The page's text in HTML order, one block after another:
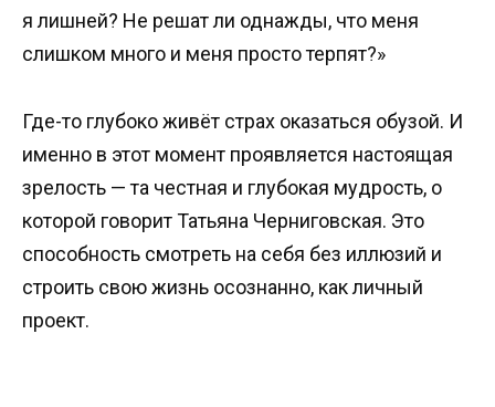
я лишней? Не решат ли однажды, что меня
слишком много и меня просто терпят?»
Где-то глубоко живёт страх оказаться обузой. И
именно в этот момент проявляется настоящая
зрелость — та честная и глубокая мудрость, о
которой говорит Татьяна Черниговская. Это
способность смотреть на себя без иллюзий и
строить свою жизнь осознанно, как личный
проект.